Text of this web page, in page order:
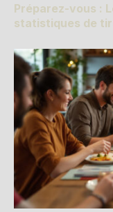
Préparez-vous :
statistiques de